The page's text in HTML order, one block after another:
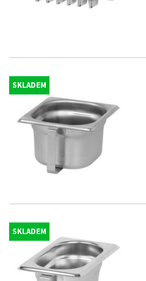
SKLADEM
SKLADEM